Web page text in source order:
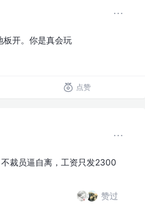
板开。你是真会玩
点赞
裁员逼自离，工资只发2300
赞过